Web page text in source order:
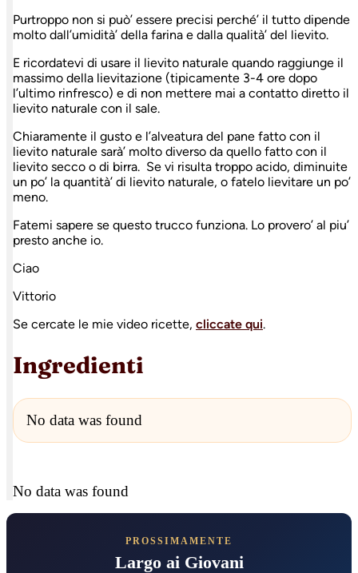
Purtroppo non si può’ essere precisi perché’ il tutto dipende
molto dall’umidità’ della farina e dalla qualità’ del lievito.
E ricordatevi di usare il lievito naturale quando raggiunge il
massimo della lievitazione (tipicamente 3-4 ore dopo
l’ultimo rinfresco) e di non mettere mai a contatto diretto il
lievito naturale con il sale.
Chiaramente il gusto e l’alveatura del pane fatto con il
lievito naturale sarà’ molto diverso da quello fatto con il
lievito secco o di birra. Se vi risulta troppo acido, diminuite
un po’ la quantità’ di lievito naturale, o fatelo lievitare un po’
meno.
Fatemi sapere se questo trucco funziona. Lo provero’ al piu’
presto anche io.
Ciao
Vittorio
Se cercate le mie video ricette, cliccate qui.
Ingredienti
No data was found
No data was found
PROSSIMAMENTE
Largo ai Giovani